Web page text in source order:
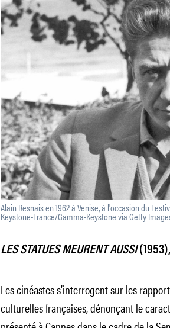
Alain Resnais en 1962 à Venise, à l'occasion du
Keystone-France/Gamma-Keystone via Getty
LES STATUES MEURENT AUSSI
Les cinéastes s’interrogent sur les
culturelles françaises, dénonçant le